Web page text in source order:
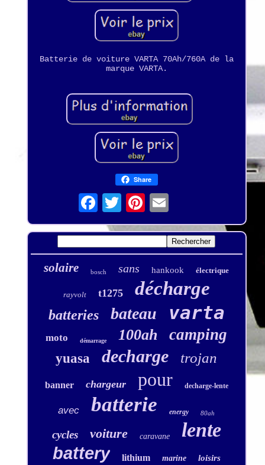
Batterie de voiture VARTA 70Ah/760A de la
marque VARTA.
Share
solaire bosch sans hankook électrique
rayvolt t1275 décharge
batteries bateau varta
moto démarrage 100ah camping
yuasa decharge trojan
banner chargeur pour decharge-lente
avec batterie energy 80ah
cycles voiture caravane lente
battery lithium marine loisirs